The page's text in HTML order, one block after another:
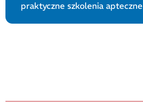
praktyczne szkolenia apteczne